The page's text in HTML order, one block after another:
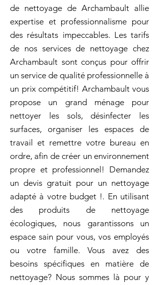
de nettoyage de Archambault allie
expertise et professionnalisme pour
des résultats impeccables. Les tarifs
de nos services de nettoyage chez
Archambault sont conçus pour offrir
un service de qualité professionnelle à
un prix compétitif! Archambault vous
propose un grand ménage pour
nettoyer les sols, désinfecter les
surfaces, organiser les espaces de
travail et remettre votre bureau en
ordre, afin de créer un environnement
propre et professionnel! Demandez
un devis gratuit pour un nettoyage
adapté à votre budget !. En utilisant
des produits de nettoyage
écologiques, nous garantissons un
espace sain pour vous, vos employés
ou votre famille. Vous avez des
besoins spécifiques en matière de
nettoyage? Nous sommes là pour y